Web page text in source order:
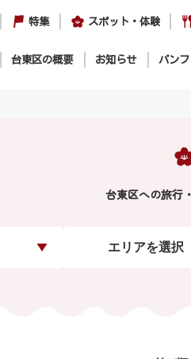
特集 スポット・体験
台東区の概要 お知らせ パン
台東区への旅行
エリアを選択